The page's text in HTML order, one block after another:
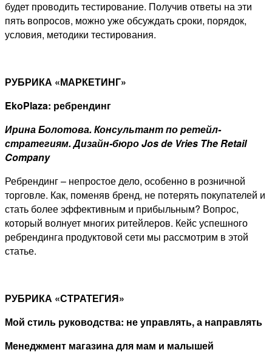
будет проводить тестирование. Получив ответы на эти
пять вопросов, можно уже обсуждать сроки, порядок,
условия, методики тестирования.
РУБРИКА «МАРКЕТИНГ»
EkoPlaza: ребрендинг
Ирина Болотова. Консультант по ретейл-
стратегиям. Дизайн-бюроJos de Vries The Retail
Company
Ребрендинг – непростое дело, особенно в розничной
торговле. Как, поменяв бренд, не потерять покупателей и
стать более эффективным и прибыльным? Вопрос,
который волнует многих ритейлеров. Кейс успешного
ребрендинга продуктовой сети мы рассмотрим в этой
статье.
РУБРИКА «СТРАТЕГИЯ»
Мой стиль руководства: не управлять, а направлять
Менеджмент магазина для мам и малышей